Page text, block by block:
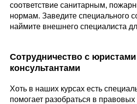
соответствие санитарным,
нормам. Заведите специального
наймите внешнего специалиста
Сотрудничество с
консультантами
Хоть в наших курсах есть
помогает разобраться в